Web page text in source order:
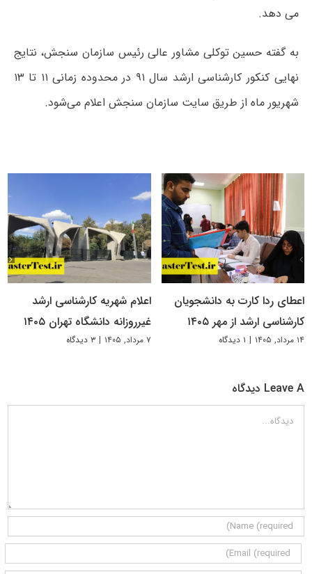
می دهد.
به گفته حسین توکلی مشاور عالی رئیس سازمان سنجش، نتایج
نهایی کنکور کارشناسی ارشد سال ۹۱ در محدوده زمانی ۱۱ تا ۱۳
شهریور ماه از طریق سایت سازمان سنجش اعلام می‌شود.
اعطای ردا کارت به دانشجویان
کارشناسی ارشد از مهر ۱۴۰۵
۱۴ مرداد, ۱۴۰۵ | ۱ دیدگاه
اعلام شهریه کارشناسی ارشد
غیرروزانه دانشگاه تهران ۱۴۰۵
۷ مرداد, ۱۴۰۵ | ۳ دیدگاه
Leave A دیدگاه
دیدگاه